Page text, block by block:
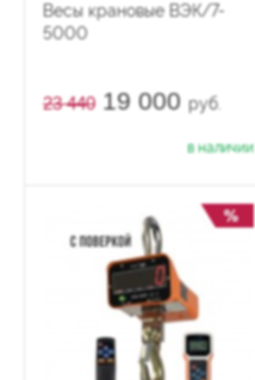
Весы крановые ВЭК/7-
5000
23 44019 000 руб.
в наличии